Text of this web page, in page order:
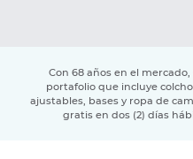
Con 68 años en el
portafolio que incluye
ajustables, bases y ropa de
gratis en dos (2) días